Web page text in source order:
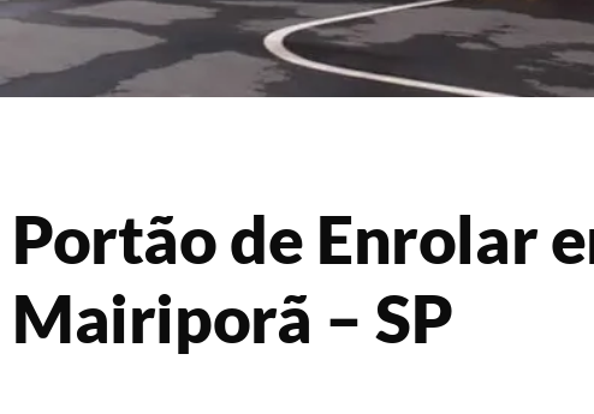
Portão de Enrolar
Mairiporã – SP